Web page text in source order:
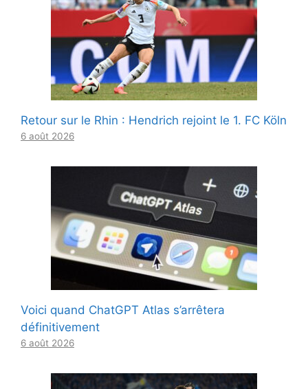
Retour sur le Rhin : Hendrich rejoint le 1. FC Köln
6 août 2026
Voici quand ChatGPT Atlas s’arrêtera
définitivement
6 août 2026